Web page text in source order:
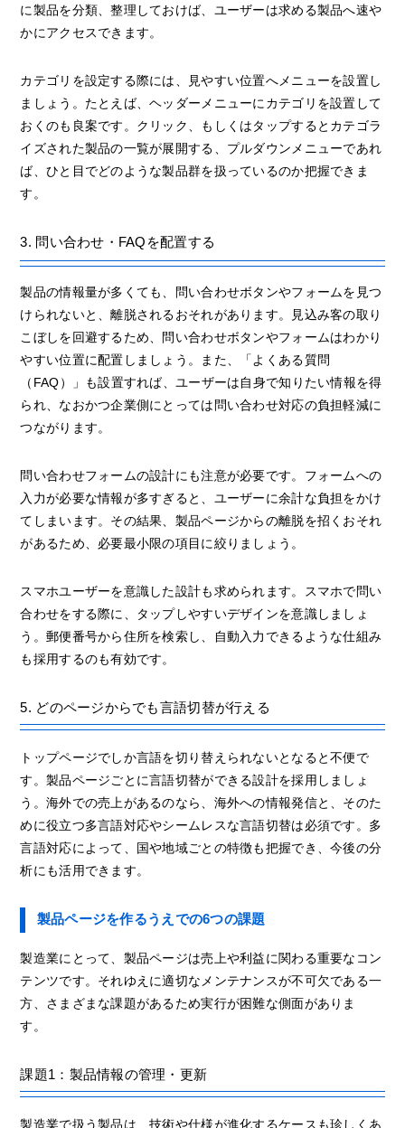
に製品を分類、整理しておけば、ユーザーは求める製品へ速や
かにアクセスできます。
カテゴリを設定する際には、見やすい位置へメニューを設置し
ましょう。たとえば、ヘッダーメニューにカテゴリを設置して
おくのも良案です。クリック、もしくはタップするとカテゴラ
イズされた製品の一覧が展開する、プルダウンメニューであれ
ば、ひと目でどのような製品群を扱っているのか把握できま
す。
3. 問い合わせ・FAQを配置する
製品の情報量が多くても、問い合わせボタンやフォームを見つ
けられないと、離脱されるおそれがあります。見込み客の取り
こぼしを回避するため、問い合わせボタンやフォームはわかり
やすい位置に配置しましょう。また、「よくある質問
（FAQ）」も設置すれば、ユーザーは自身で知りたい情報を得
られ、なおかつ企業側にとっては問い合わせ対応の負担軽減に
つながります。
問い合わせフォームの設計にも注意が必要です。フォームへの
入力が必要な情報が多すぎると、ユーザーに余計な負担をかけ
てしまいます。その結果、製品ページからの離脱を招くおそれ
があるため、必要最小限の項目に絞りましょう。
スマホユーザーを意識した設計も求められます。スマホで問い
合わせをする際に、タップしやすいデザインを意識しましょ
う。郵便番号から住所を検索し、自動入力できるような仕組み
も採用するのも有効です。
5. どのページからでも言語切替が行える
トップページでしか言語を切り替えられないとなると不便で
す。製品ページごとに言語切替ができる設計を採用しましょ
う。海外での売上があるのなら、海外への情報発信と、そのた
めに役立つ多言語対応やシームレスな言語切替は必須です。多
言語対応によって、国や地域ごとの特徴も把握でき、今後の分
析にも活用できます。
製品ページを作るうえでの6つの課題
製造業にとって、製品ページは売上や利益に関わる重要なコン
テンツです。それゆえに適切なメンテナンスが不可欠である一
方、さまざまな課題があるため実行が困難な側面がありま
す。
課題1：製品情報の管理・更新
製造業で扱う製品は、技術や仕様が進化するケースも珍しくあ